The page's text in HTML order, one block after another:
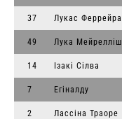
37 Лукас Феррейра
49 Лука Мейрелліш
14 Ізакі Сілва
7 Егіналду
2 Лассіна Траоре